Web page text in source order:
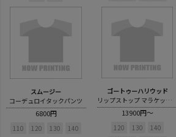
スムージー
コーデュロイタックパンツ
6800円
110 120 130
140
ゴートゥーハリウッド
リップストップ マラケッシュ PN
13900円～
120 130
140